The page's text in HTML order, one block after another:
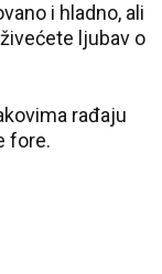
i hladno, ali
ljubav o
rađaju
fore.